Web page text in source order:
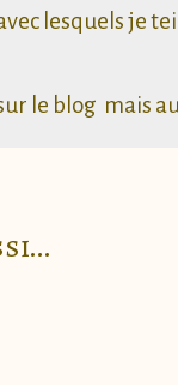
lesquels je
le blog mais